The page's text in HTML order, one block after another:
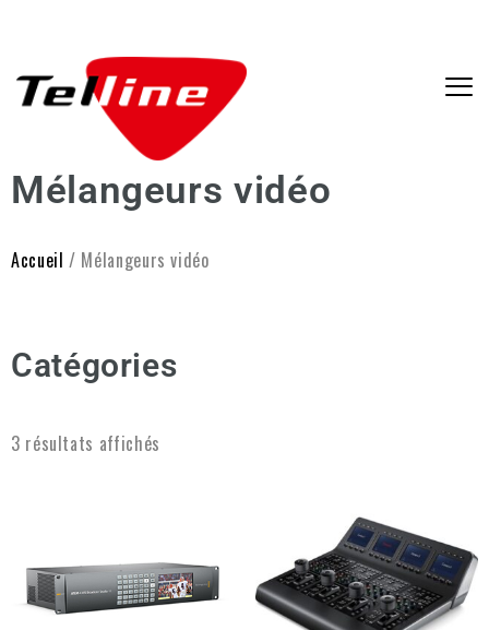
Mélangeurs vidéo
Accueil / Mélangeurs vidéo
Catégories
3 résultats affichés